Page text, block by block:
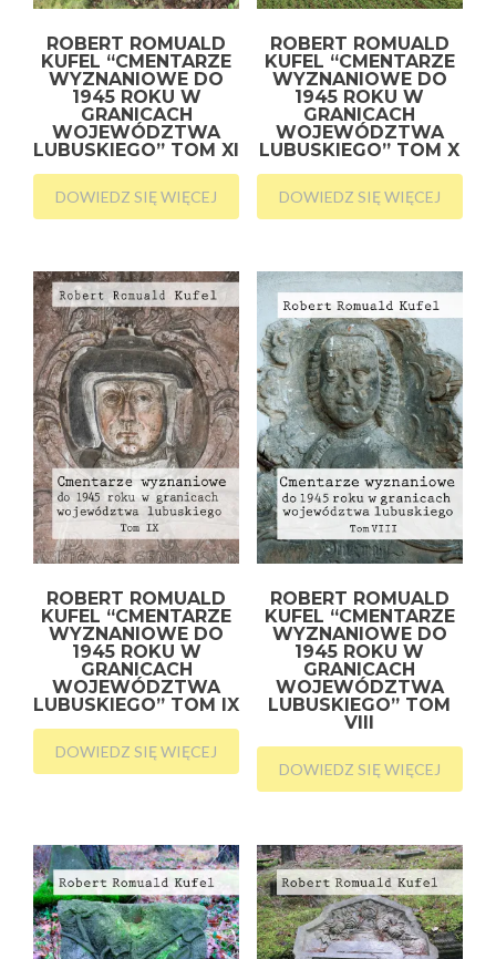
ROBERT ROMUALD
KUFEL “CMENTARZE
WYZNANIOWE DO
1945 ROKU W
GRANICACH
WOJEWÓDZTWA
LUBUSKIEGO” TOM XI
DOWIEDZ SIĘ WIĘCEJ
ROBERT ROMUALD
KUFEL “CMENTARZE
WYZNANIOWE DO
1945 ROKU W
GRANICACH
WOJEWÓDZTWA
LUBUSKIEGO” TOM X
DOWIEDZ SIĘ WIĘCEJ
ROBERT ROMUALD
KUFEL “CMENTARZE
WYZNANIOWE DO
1945 ROKU W
GRANICACH
WOJEWÓDZTWA
LUBUSKIEGO” TOM IX
DOWIEDZ SIĘ WIĘCEJ
ROBERT ROMUALD
KUFEL “CMENTARZE
WYZNANIOWE DO
1945 ROKU W
GRANICACH
WOJEWÓDZTWA
LUBUSKIEGO” TOM
VIII
DOWIEDZ SIĘ WIĘCEJ